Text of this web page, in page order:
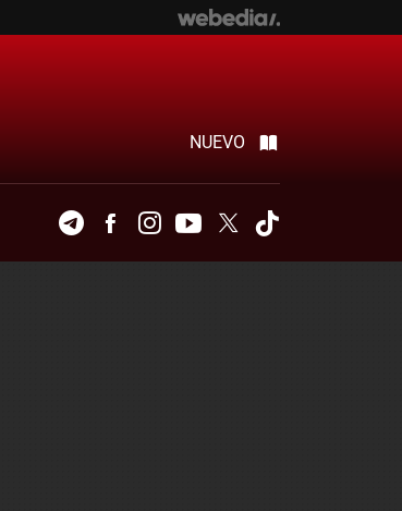
NUEVO
TelegramFacebookInstagramYoutubeTwitter